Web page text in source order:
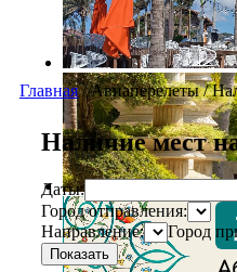
Главная /Авиаперелеты/
Наличие мест
Даты:
Город отправления:
Направление:
Город
Показать